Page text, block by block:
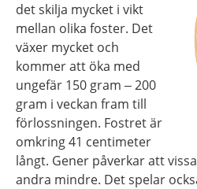
det skilja mycket i vikt
mellan olika foster. Det
växer mycket och
kommer att öka med
ungefär 150 gram – 200
gram i veckan fram till
förlossningen. Fostret är
omkring 41 centimeter
långt. Gener påverkar att
andra mindre. Det spelar